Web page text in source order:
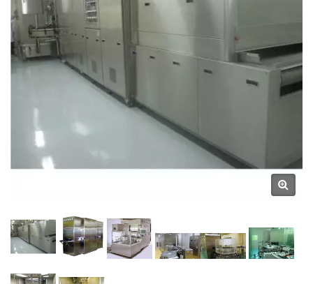
CHUNG MACHINERY CO.